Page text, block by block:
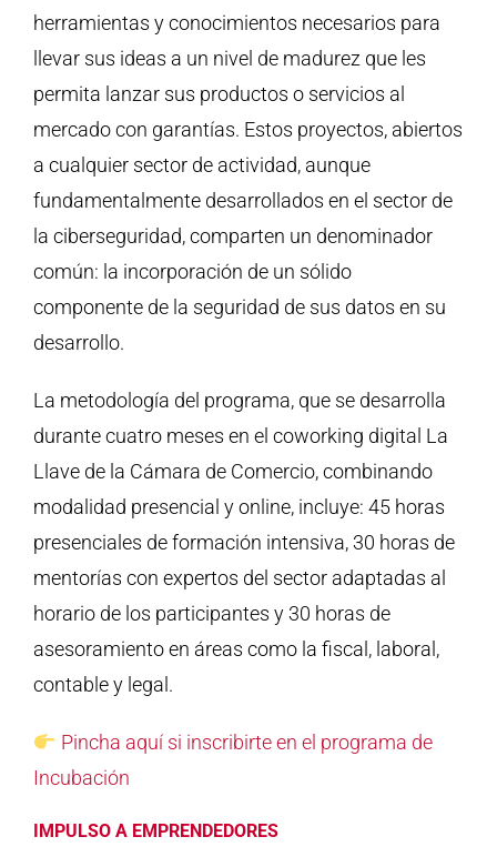
herramientas y conocimientos necesarios para
llevar sus ideas a un nivel de madurez que les
permita lanzar sus productos o servicios al
mercado con garantías. Estos proyectos, abiertos
a cualquier sector de actividad, aunque
fundamentalmente desarrollados en el sector de
la ciberseguridad, comparten un denominador
común: la incorporación de un sólido
componente de la seguridad de sus datos en su
desarrollo.
La metodología del programa, que se desarrolla
durante cuatro meses en el coworking digital La
Llave de la Cámara de Comercio, combinando
modalidad presencial y online, incluye: 45 horas
presenciales de formación intensiva, 30 horas de
mentorías con expertos del sector adaptadas al
horario de los participantes y 30 horas de
asesoramiento en áreas como la fiscal, laboral,
contable y legal.
Pincha aquí si inscribirte en el programa de
Incubación
IMPULSO A EMPRENDEDORES